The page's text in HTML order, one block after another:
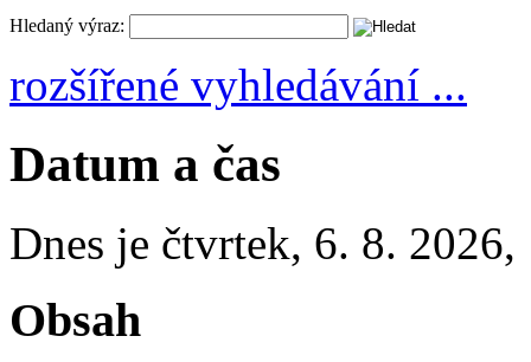
Hledaný výraz:
rozšířené vyhledávání ...
Datum a čas
Dnes je čtvrtek, 6. 8. 2026,
Obsah